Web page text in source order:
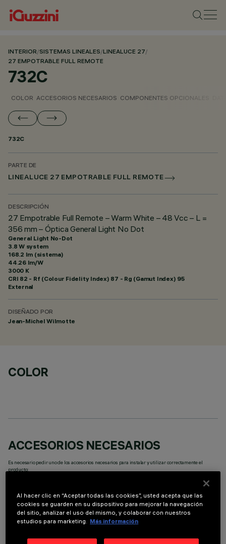
INTERIOR/SISTEMAS LINEALES/LINEALUCE 27/
27 EMPOTRABLE FULL REMOTE
732C
COLOR ACCESORIOS NECESARIOS COMPONENTES OPCIONALES
732C
PARTE DE
LINEALUCE 27 EMPOTRABLE FULL REMOTE
DESCRIPCIÓN
27 Empotrable Full Remote – Warm White – 48 Vcc – L =
356 mm – Óptica General Light No Dot
General Light No-Dot
3.8 W system
168.2 lm (sistema)
44.26 lm/W
3000 K
CRI 82 - Rf (Colour Fidelity Index) 87 - Rg (Gamut Index) 95
External
DISEÑADO POR
Jean-Michel Wilmotte
COLOR
ACCESORIOS NECESARIOS
Es necesario pedir uno de los accesorios necesarios para instalar y utilizar correctamente el
producto:
Al hacer clic en “Aceptar todas las cookies”, usted acepta que las
cookies se guarden en su dispositivo para mejorar la navegación
del sitio, analizar el uso del mismo, y colaborar con nuestros
estudios para marketing.
Más información